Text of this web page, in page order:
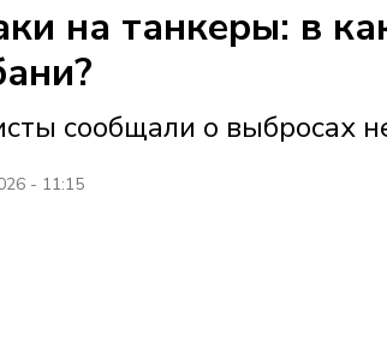
на танкеры: в
сообщали о выбросах
- 11:15